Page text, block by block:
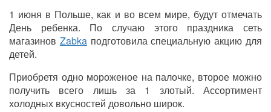
1 июня в Польше, как и во всем мире, будут отмечать
День ребенка. По случаю этого праздника сеть
магазинов Zabkaподготовила специальную акцию для
детей.
Приобретя одно мороженое на палочке, второе можно
получить всего лишь за 1 злотый. Ассортимент
холодных вкусностей довольно широк.